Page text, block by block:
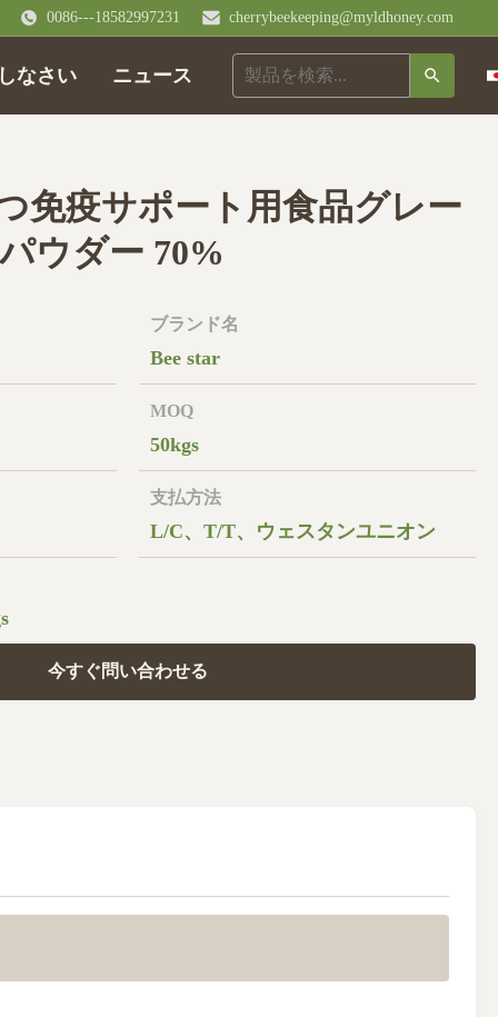
0086---18582997231 cherrybeekeeping@myldhoney.com
なさい ニュース
免疫サポート用食品グレー
ウダー 70%
ブランド名
Bee star
MOQ
50kgs
支払方法
L/C、T/T、ウェスタンユニオン
今すぐ問い合わせる